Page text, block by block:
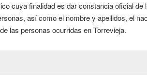
cuya finalidad es dar constancia oficial
así como el nombre y apellidos, el
las personas ocurridas en Torrevieja.